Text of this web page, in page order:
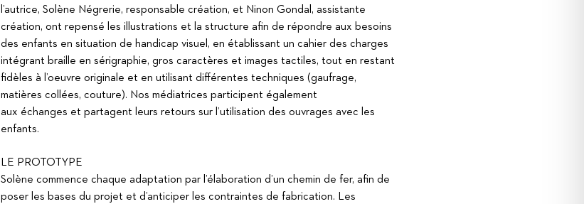
l’autrice, Solène Négrerie, responsable création, et Ninon Gondal, assistante
création, ont repensé les illustrations et la structure afin de répondre aux besoins
des enfants en situation de handicap visuel, en établissant un cahier des charges
intégrant braille en sérigraphie, gros caractères et images tactiles, tout en restant
fidèles à l’oeuvre originale et en utilisant différentes techniques (gaufrage,
matières collées, couture). Nos médiatrices participent également
aux échanges et partagent leurs retours sur l’utilisation des ouvrages avec les
enfants.
LE PROTOTYPE
Solène commence chaque adaptation par l’élaboration d’un chemin de fer, afin de
poser les bases du projet et d’anticiper les contraintes de fabrication. Les